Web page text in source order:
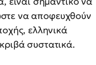
να αποφευχθούν
ελληνικά
συστατικά.